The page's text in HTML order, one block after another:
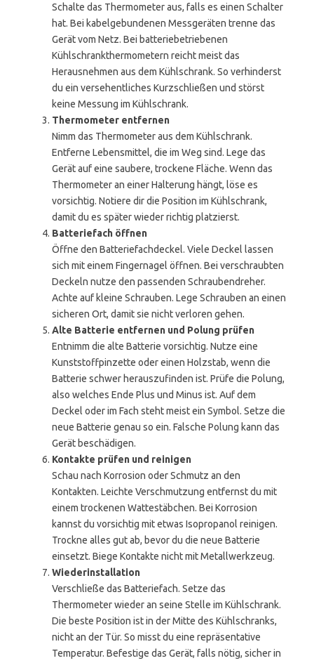
Schalte das Thermometer aus, falls es einen Schalter
hat. Bei kabelgebundenen Messgeräten trenne das
Gerät vom Netz. Bei batteriebetriebenen
Kühlschrankthermometern reicht meist das
Herausnehmen aus dem Kühlschrank. So verhinderst
du ein versehentliches Kurzschließen und störst
keine Messung im Kühlschrank.
Thermometer entfernen
Nimm das Thermometer aus dem Kühlschrank.
Entferne Lebensmittel, die im Weg sind. Lege das
Gerät auf eine saubere, trockene Fläche. Wenn das
Thermometer an einer Halterung hängt, löse es
vorsichtig. Notiere dir die Position im Kühlschrank,
damit du es später wieder richtig platzierst.
Batteriefach öffnen
Öffne den Batteriefachdeckel. Viele Deckel lassen
sich mit einem Fingernagel öffnen. Bei verschraubten
Deckeln nutze den passenden Schraubendreher.
Achte auf kleine Schrauben. Lege Schrauben an einen
sicheren Ort, damit sie nicht verloren gehen.
Alte Batterie entfernen und Polung prüfen
Entnimm die alte Batterie vorsichtig. Nutze eine
Kunststoffpinzette oder einen Holzstab, wenn die
Batterie schwer herauszufinden ist. Prüfe die Polung,
also welches Ende Plus und Minus ist. Auf dem
Deckel oder im Fach steht meist ein Symbol. Setze die
neue Batterie genau so ein. Falsche Polung kann das
Gerät beschädigen.
Kontakte prüfen und reinigen
Schau nach Korrosion oder Schmutz an den
Kontakten. Leichte Verschmutzung entfernst du mit
einem trockenen Wattestäbchen. Bei Korrosion
kannst du vorsichtig mit etwas Isopropanol reinigen.
Trockne alles gut ab, bevor du die neue Batterie
einsetzt. Biege Kontakte nicht mit Metallwerkzeug.
Wiederinstallation
Verschließe das Batteriefach. Setze das
Thermometer wieder an seine Stelle im Kühlschrank.
Die beste Position ist in der Mitte des Kühlschranks,
nicht an der Tür. So misst du eine repräsentative
Temperatur. Befestige das Gerät, falls nötig, sicher in